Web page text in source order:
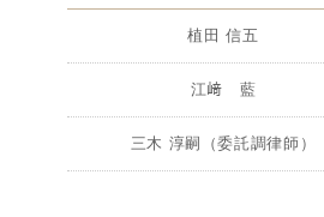
植田 信五
江﨑 藍
三木 淳嗣（委託調律師）